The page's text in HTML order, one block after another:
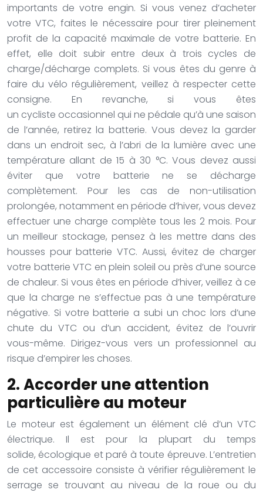
importants de votre engin. Si vous venez d’acheter
votre VTC, faites le nécessaire pour tirer pleinement
profit de la capacité maximale de votre batterie. En
effet, elle doit subir entre deux à trois cycles de
charge/décharge complets. Si vous êtes du genre à
faire du vélo régulièrement, veillez à respecter cette
consigne. En revanche, si vous êtes
un cycliste occasionnel qui ne pédale qu’à une saison
de l’année, retirez la batterie. Vous devez la garder
dans un endroit sec, à l’abri de la lumière avec une
température allant de 15 à 30 °C. Vous devez aussi
éviter que votre batterie ne se décharge
complètement. Pour les cas de non-utilisation
prolongée, notamment en période d’hiver, vous devez
effectuer une charge complète tous les 2 mois. Pour
un meilleur stockage, pensez à les mettre dans des
housses pour batterie VTC. Aussi, évitez de charger
votre batterie VTC en plein soleil ou près d’une source
de chaleur. Si vous êtes en période d’hiver, veillez à ce
que la charge ne s’effectue pas à une température
négative. Si votre batterie a subi un choc lors d’une
chute du VTC ou d’un accident, évitez de l’ouvrir
vous-même. Dirigez-vous vers un professionnel au
risque d’empirer les choses.
2. Accorder une attention
particulière au moteur
Le moteur est également un élément clé d’un VTC
électrique. Il est pour la plupart du temps
solide, écologique et paré à toute épreuve. L’entretien
de cet accessoire consiste à vérifier régulièrement le
serrage se trouvant au niveau de la roue ou du